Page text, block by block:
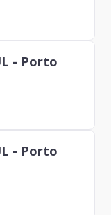
- Porto
- Porto